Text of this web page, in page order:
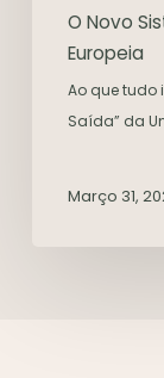
O Novo
Europeia
Ao que tudo
Saída” da
Março 31,